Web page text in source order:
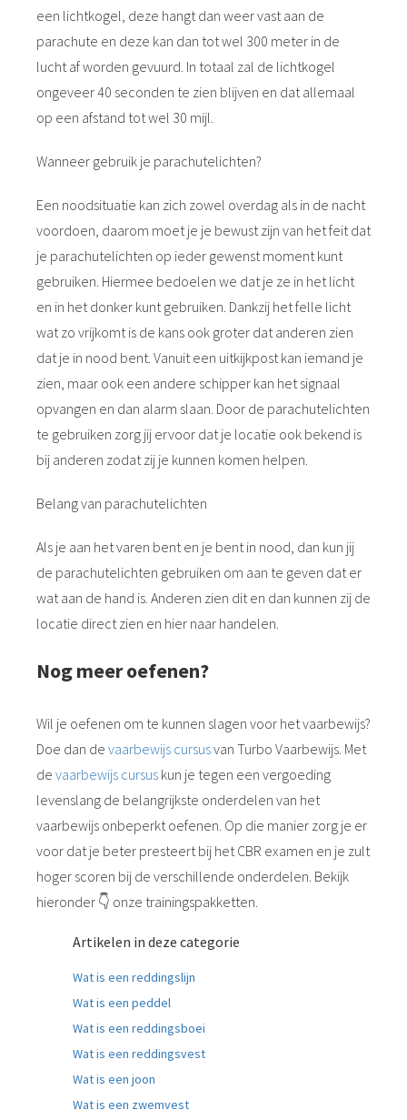
een lichtkogel, deze hangt dan weer vast aan de
parachute en deze kan dan tot wel 300 meter in de
lucht af worden gevuurd. In totaal zal de lichtkogel
ongeveer 40 seconden te zien blijven en dat allemaal
op een afstand tot wel 30 mijl.
Wanneer gebruik je parachutelichten?
Een noodsituatie kan zich zowel overdag als in de nacht
voordoen, daarom moet je je bewust zijn van het feit dat
je parachutelichten op ieder gewenst moment kunt
gebruiken. Hiermee bedoelen we dat je ze in het licht
en in het donker kunt gebruiken. Dankzij het felle licht
wat zo vrijkomt is de kans ook groter dat anderen zien
dat je in nood bent. Vanuit een uitkijkpost kan iemand je
zien, maar ook een andere schipper kan het signaal
opvangen en dan alarm slaan. Door de parachutelichten
te gebruiken zorg jij ervoor dat je locatie ook bekend is
bij anderen zodat zij je kunnen komen helpen.
Belang van parachutelichten
Als je aan het varen bent en je bent in nood, dan kun jij
de parachutelichten gebruiken om aan te geven dat er
wat aan de hand is. Anderen zien dit en dan kunnen zij de
locatie direct zien en hier naar handelen.
Nog meer oefenen?
Wil je oefenen om te kunnen slagen voor het vaarbewijs?
Doe dan de vaarbewijs cursusvan Turbo Vaarbewijs. Met
de vaarbewijs cursus kun je tegen een vergoeding
levenslang de belangrijkste onderdelen van het
vaarbewijs onbeperkt oefenen. Op die manier zorg je er
voor dat je beter presteert bij het CBR examen en je zult
hoger scoren bij de verschillende onderdelen. Bekijk
hieronder 👇 onze trainingspakketten.
Artikelen in deze categorie
Wat is een reddingslijn
Wat is een peddel
Wat is een reddingsboei
Wat is een reddingsvest
Wat is een joon
Wat is een zwemvest